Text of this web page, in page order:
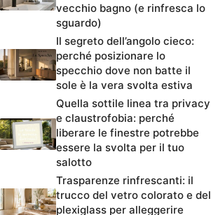
vecchio bagno (e rinfresca lo
sguardo)
Il segreto dell’angolo cieco:
perché posizionare lo
specchio dove non batte il
sole è la vera svolta estiva
Quella sottile linea tra privacy
e claustrofobia: perché
liberare le finestre potrebbe
essere la svolta per il tuo
salotto
Trasparenze rinfrescanti: il
trucco del vetro colorato e del
plexiglass per alleggerire